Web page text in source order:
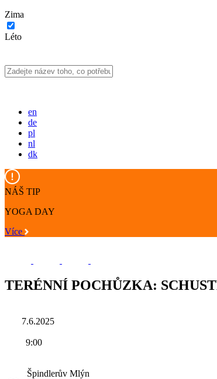
Zima
Léto
en
de
pl
nl
dk
NÁŠ TIP
YOGA DAY
Více
TERÉNNÍ POCHŮZKA:
7.6.2025
9:00
Špindlerův Mlýn